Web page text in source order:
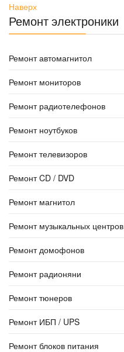
Наверх
Ремонт электроники
Ремонт автомагнитол
Ремонт мониторов
Ремонт радиотелефонов
Ремонт ноутбуков
Ремонт телевизоров
Ремонт CD / DVD
Ремонт магнитол
Ремонт музыкальных центров
Ремонт домофонов
Ремонт радионяни
Ремонт тюнеров
Ремонт ИБП / UPS
Ремонт блоков питания